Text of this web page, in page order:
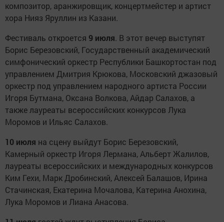
композитор, аранжировщик, концертмейстер и артист
хора Нияз Яруллин из Казани.
Фестиваль откроется 9 июля. В этот вечер выступят
Борис Березовский, Государственный академический
симфонический оркестр Республики Башкортостан под
управлением Дмитрия Крюкова, Московский джазовый
оркестр под управлением народного артиста России
Игоря Бутмана, Оксана Волкова, Айдар Салахов, а
также лауреаты всероссийских конкурсов Лука
Моромов и Ильяс Салахов.
10 июля на сцену выйдут Борис Березовский,
Камерный оркестр Игоря Лермана, Альберт Жалилов,
лауреаты всероссийских и международных конкурсов
Ким Гехи, Марк Дробинский, Алексей Балашов, Ирина
Стачинская, Екатерина Мочалова, Катерина Анохина,
Лука Моромов и Лиана Анасова.